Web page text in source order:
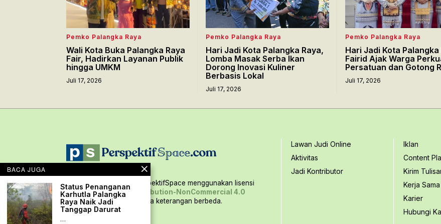
Pemko Palangka Raya
Wali Kota Buka Palangka Raya
Fair, Hadirkan Layanan Publik
hingga UMKM
Juli 17, 2026
Pemko Palangka Raya
Hari Jadi Kota Palangka Raya,
Lomba Masak Serba Ikan
Dorong Inovasi Kuliner
Berbasis Lokal
Juli 17, 2026
Pemko Palangka Raya
Hari Jadi Kota Palangka
Fairid Ajak Warga
Persatuan dan Gotong
Juli 17, 2026
Seluruh konten situs PerspektifSpace menggunakan lisensi
Creative Commons Attribution-NonCommercial 4.0
International,kecuali ada keterangan berbeda.
Lawan Judi Online
Aktivitas
Jadi Kontributor
Iklan
Content
Kirim
Kerja Sama
Karier
Hubungi
BACA JUGA
Status Penanganan
Karhutla Palangka
Raya Naik Jadi
Tanggap Darurat
…